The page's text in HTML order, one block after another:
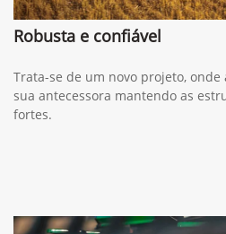
Robusta e confiável
Trata-se de um novo projeto, onde
sua antecessora mantendo as
fortes.